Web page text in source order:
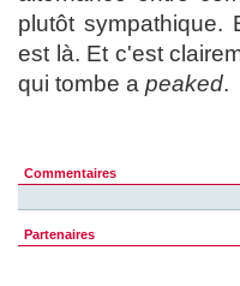
plutôt sympathique.
est là. Et c'est
qui tombe a peaked.
Commentaires
Partenaires